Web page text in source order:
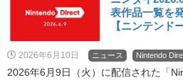
表作品一覧を
【ニンテンド
2026年6月10日 ニュース Nintendo
2026年6月9日（火）に配信された「